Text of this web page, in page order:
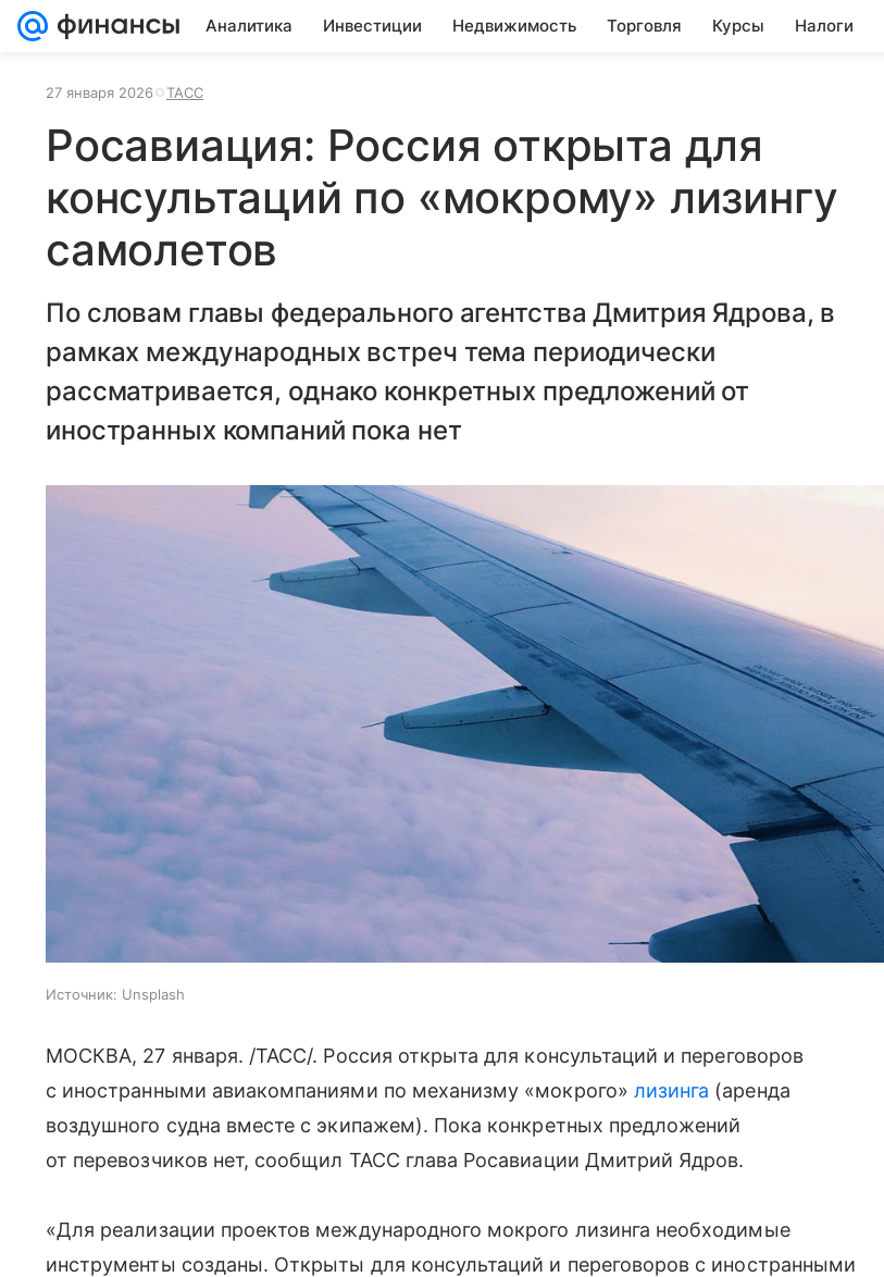
Аналитика Инвестиции Недвижимость Торговля Курсы Налоги
27 января 2026 ТАСС
Росавиация: Россия открыта для
консультаций по «мокрому» лизингу
самолетов
По словам главы федерального агентства Дмитрия Ядрова, в
рамках международных встреч тема периодически
рассматривается, однако конкретных предложений от
иностранных компаний пока нет
Источник: Unsplash
МОСКВА, 27 января. /ТАСС/. Россия открыта для консультаций и переговоров
с иностранными авиакомпаниями по механизму «мокрого» лизинга (аренда
воздушного судна вместе с экипажем). Пока конкретных предложений
от перевозчиков нет, сообщил ТАСС глава Росавиации Дмитрий Ядров.
«Для реализации проектов международного мокрого лизинга необходимые
инструменты созданы. Открыты для консультаций и переговоров с иностранными